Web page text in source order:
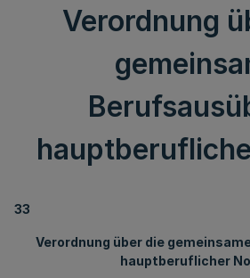
Verordnung
33
Verordnung über die
hauptberuflicher